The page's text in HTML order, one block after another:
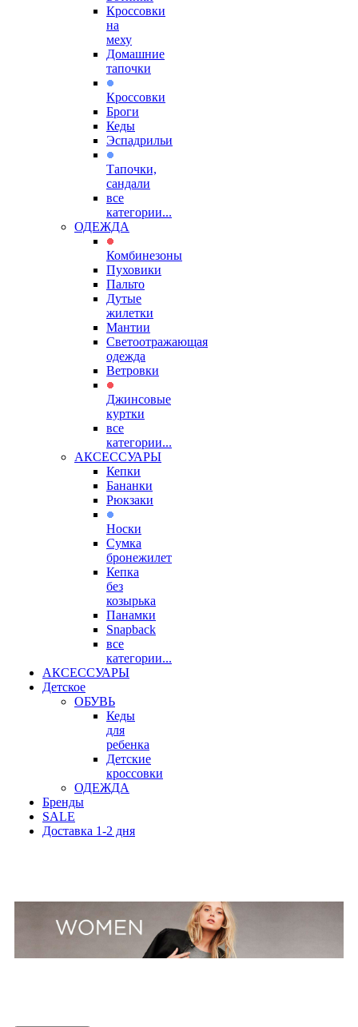
Кроссовки
на
меху
Домашние
тапочки
Кроссовки
Броги
Кеды
Эспадрильи
Тапочки,
сандали
все
категории...
ОДЕЖДА
Комбинезоны
Пуховики
Пальто
Дутые
жилетки
Мантии
Светоотражающая
одежда
Ветровки
Джинсовые
куртки
все
категории...
АКСЕССУАРЫ
Кепки
Бананки
Рюкзаки
Носки
Сумка
бронежилет
Кепка
без
козырька
Панамки
Snapback
все
категории...
АКСЕССУАРЫ
Детское
ОБУВЬ
Кеды
для
ребенка
Детские
кроссовки
ОДЕЖДА
Бренды
SALE
Доставка 1-2 дня